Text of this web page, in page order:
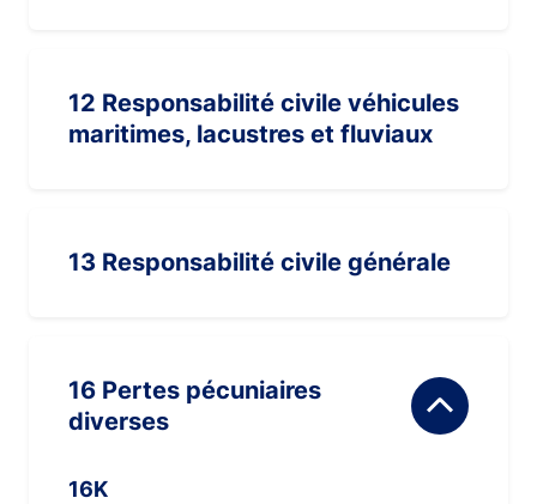
12 Responsabilité civile véhicules
maritimes, lacustres et fluviaux
13 Responsabilité civile générale
16 Pertes pécuniaires
diverses
16K